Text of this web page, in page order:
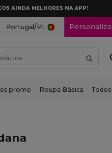
AINDA MELHORES NA APP!
Portugal /Pt
promo Roupa Básica